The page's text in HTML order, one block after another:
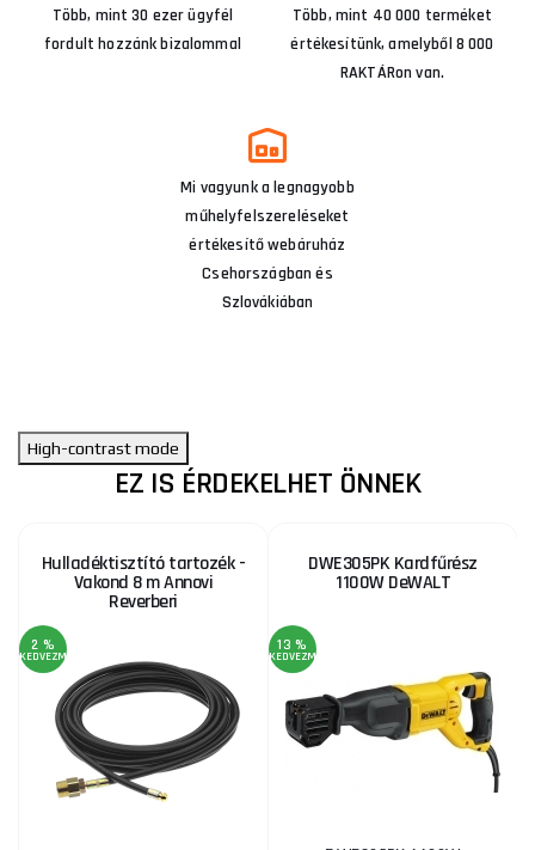
Több, mint 30 ezer ügyfél
fordult hozzánk bizalommal
Több, mint 40 000 terméket
értékesítünk, amelyből 8 000
RAKTÁRon van.
Mi vagyunk a legnagyobb
műhelyfelszereléseket
értékesítő webáruház
Csehországban és
Szlovákiában
High-contrast mode
EZ IS ÉRDEKELHET ÖNNEK
Hulladéktisztító tartozék -
Vakond 8 m Annovi
Reverberi
2 %
KEDVEZMÉNY
DWE305PK Kardfűrész
1100W DeWALT
13 %
KEDVEZMÉNY